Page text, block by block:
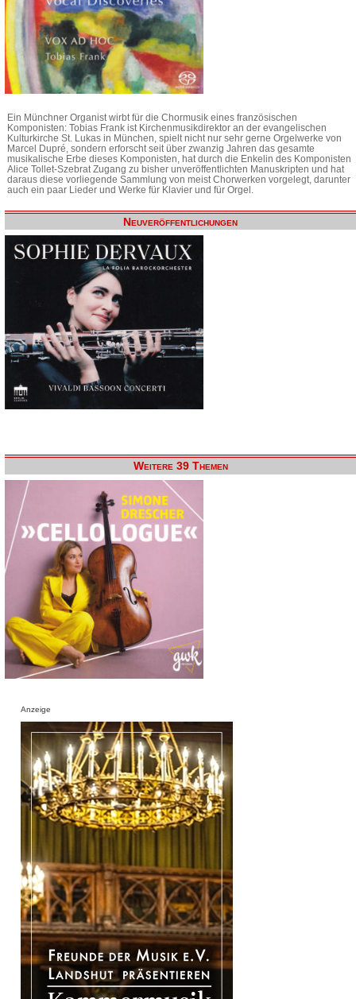
Ein Münchner Organist wirbt für die Chormusik eines französischen
Komponisten: Tobias Frank ist Kirchenmusikdirektor an der evangelischen
Kulturkirche St. Lukas in München, spielt nicht nur sehr gerne Orgelwerke von
Marcel Dupré, sondern erforscht seit über zwanzig Jahren das gesamte
musikalische Erbe dieses Komponisten, hat durch die Enkelin des Komponisten
Alice Tollet-Szebrat Zugang zu bisher unveröffentlichten Manuskripten und hat
daraus diese vorliegende Sammlung von meist Chorwerken vorgelegt, darunter
auch ein paar Lieder und Werke für Klavier und für Orgel.
Neuveröffentlichungen
Weitere 39 Themen
Anzeige